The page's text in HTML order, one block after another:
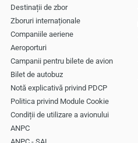
Destinații de zbor
Zboruri internaționale
Companiile aeriene
Aeroporturi
Campanii pentru bilete de avion
Bilet de autobuz
Notă explicativă privind PDCP
Politica privind Module Cookie
Condiții de utilizare a avionului
ANPC